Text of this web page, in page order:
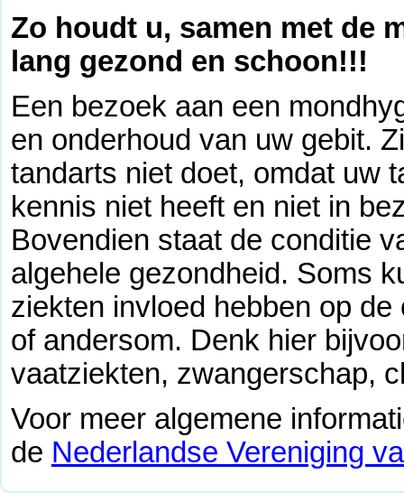
Zo houdt u, samen met de
lang gezond en schoon!!!
Een bezoek aan een
en onderhoud van uw gebit.
tandarts niet doet, omdat uw
kennis niet heeft en niet in
Bovendien staat de conditie
algehele gezondheid. Soms
ziekten invloed hebben op
of andersom. Denk hier
vaatziekten, zwangerschap,
Voor meer algemene
de Nederlandse Vereniging